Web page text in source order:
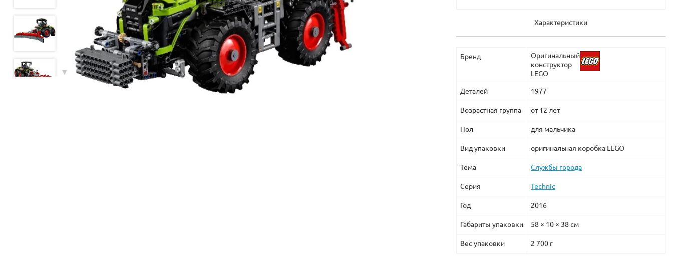
Характеристики
Бренд
Оригинальный
конструктор
LEGO
Деталей 1977
Возрастная группа от 12 лет
Пол для мальчика
Вид упаковки оригинальная коробка LEGO
Тема Службы города
Серия Technic
Год 2016
Габариты упаковки 58 × 10 × 38 см
Вес упаковки 2 700 г